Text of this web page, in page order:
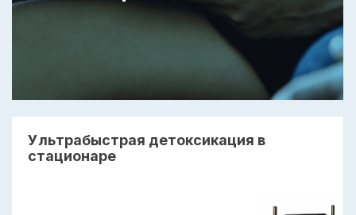
Ультрабыстрая детоксикация в
стационаре